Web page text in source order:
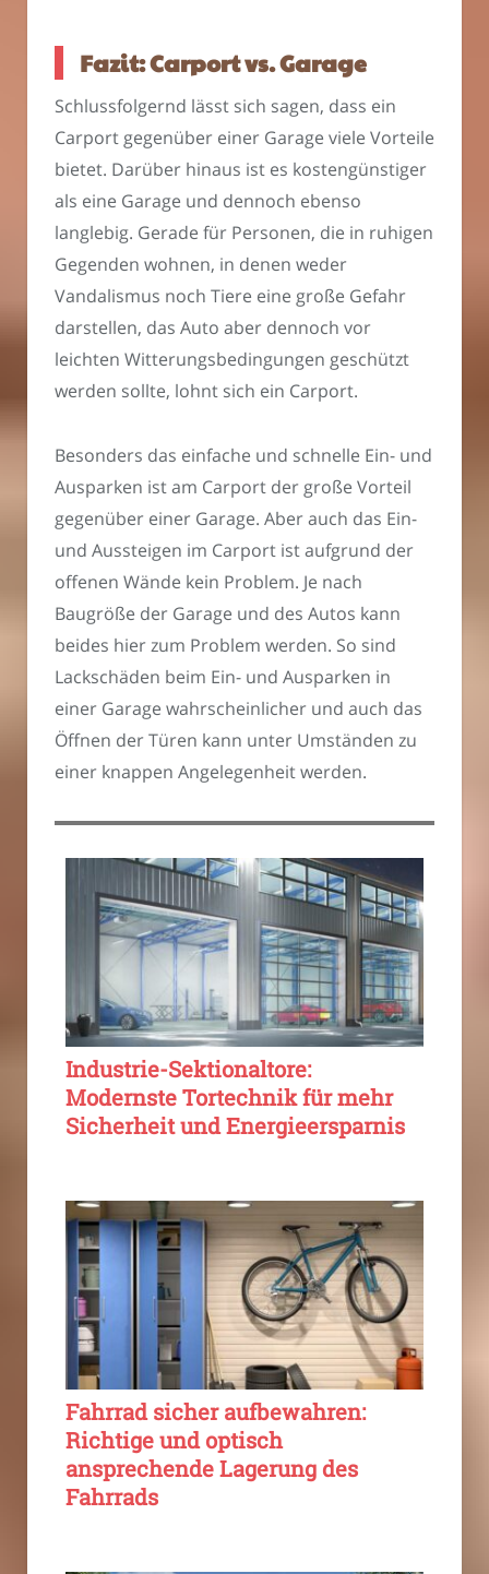
Fazit: Carport vs. Garage
Schlussfolgernd lässt sich sagen, dass ein
Carport gegenüber einer Garage viele Vorteile
bietet. Darüber hinaus ist es kostengünstiger
als eine Garage und dennoch ebenso
langlebig. Gerade für Personen, die in ruhigen
Gegenden wohnen, in denen weder
Vandalismus noch Tiere eine große Gefahr
darstellen, das Auto aber dennoch vor
leichten Witterungsbedingungen geschützt
werden sollte, lohnt sich ein Carport.
Besonders das einfache und schnelle Ein- und
Ausparken ist am Carport der große Vorteil
gegenüber einer Garage. Aber auch das Ein-
und Aussteigen im Carport ist aufgrund der
offenen Wände kein Problem. Je nach
Baugröße der Garage und des Autos kann
beides hier zum Problem werden. So sind
Lackschäden beim Ein- und Ausparken in
einer Garage wahrscheinlicher und auch das
Öffnen der Türen kann unter Umständen zu
einer knappen Angelegenheit werden.
Industrie-Sektionaltore:
Modernste Tortechnik für mehr
Sicherheit und Energieersparnis
Fahrrad sicher aufbewahren:
Richtige und optisch
ansprechende Lagerung des
Fahrrads